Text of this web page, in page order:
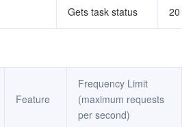
Gets task status 20
Feature
Frequency Limit
(maximum requests
per second)